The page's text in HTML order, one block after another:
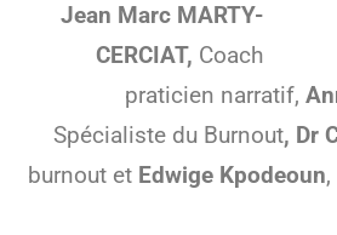
Jean Marc MARTY-
CERCIAT, Coach
praticien narratif,
Spécialiste du Burnout, Dr
burnout et Edwige Kpodeoun